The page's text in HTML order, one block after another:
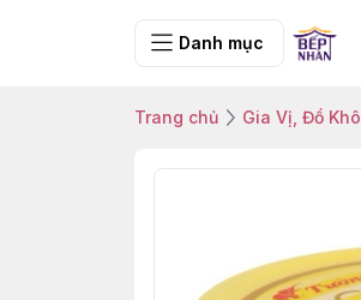
Danh mục
Trang chủ Gia Vị, Đồ Khô